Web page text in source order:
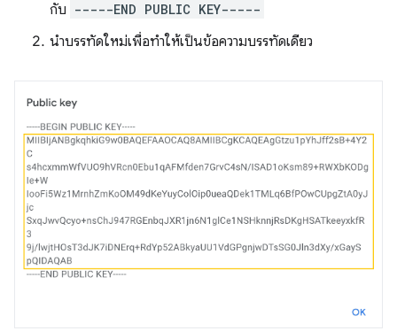
กับ -----END PUBLIC KEY-----
นำบรรทัดใหม่เพื่อทำให้เป็นข้อความบรรทัดเดียว